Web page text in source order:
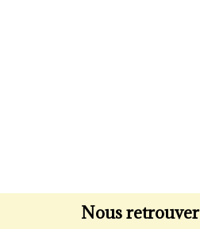
Nous retrouver